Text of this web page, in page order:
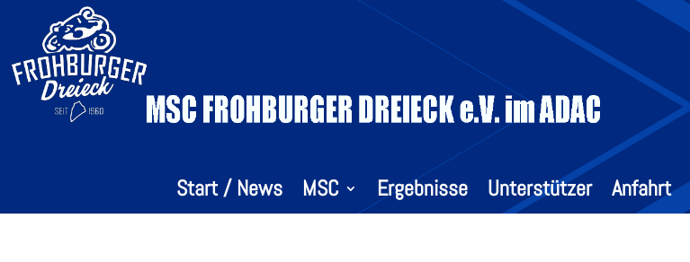
Start / News MSC Ergebnisse Unterstützer Anfahrt